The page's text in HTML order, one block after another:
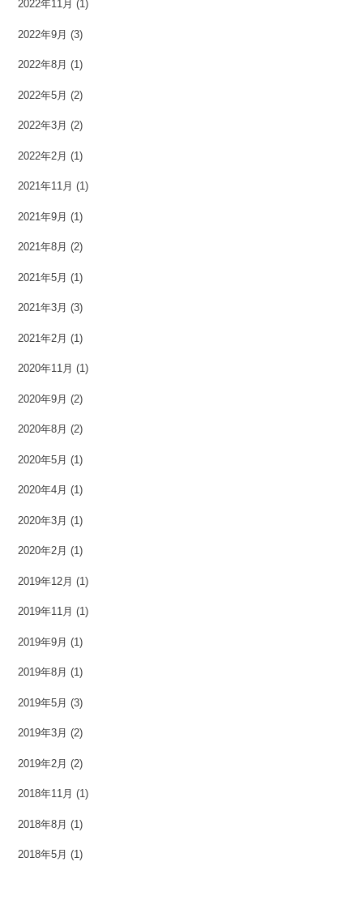
2022年11月 (1)
2022年9月 (3)
2022年8月 (1)
2022年5月 (2)
2022年3月 (2)
2022年2月 (1)
2021年11月 (1)
2021年9月 (1)
2021年8月 (2)
2021年5月 (1)
2021年3月 (3)
2021年2月 (1)
2020年11月 (1)
2020年9月 (2)
2020年8月 (2)
2020年5月 (1)
2020年4月 (1)
2020年3月 (1)
2020年2月 (1)
2019年12月 (1)
2019年11月 (1)
2019年9月 (1)
2019年8月 (1)
2019年5月 (3)
2019年3月 (2)
2019年2月 (2)
2018年11月 (1)
2018年8月 (1)
2018年5月 (1)